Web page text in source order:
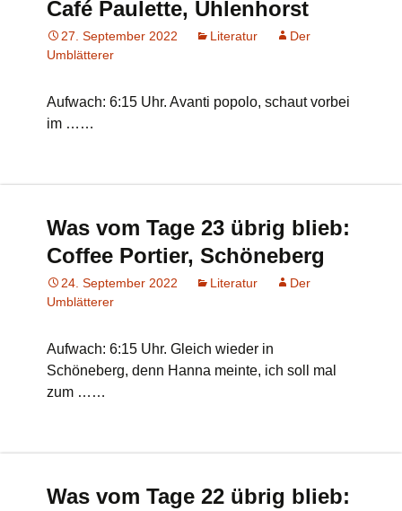
Café Paulette, Uhlenhorst
27. September 2022 Literatur
Der
Umblätterer
Aufwach: 6:15 Uhr. Avanti popolo, schaut vorbei
im ……
Was vom Tage 23 übrig blieb:
Coffee Portier, Schöneberg
24. September 2022 Literatur
Der
Umblätterer
Aufwach: 6:15 Uhr. Gleich wieder in
Schöneberg, denn Hanna meinte, ich soll mal
zum ……
Was vom Tage 22 übrig blieb: